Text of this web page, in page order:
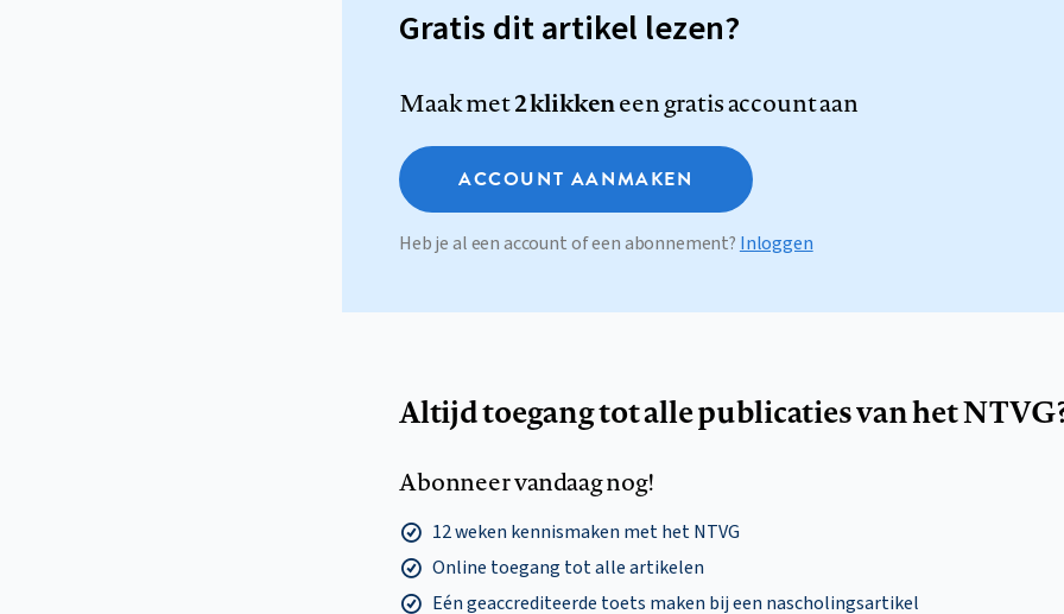
Gratis dit artikel lezen?
Maak met2 klikkeneen gratis account aan
ACCOUNT AANMAKEN
Heb je al een account of een abonnement? Inloggen
Altijd toegang tot alle publicaties van het
Abonneer vandaag nog!
12 weken kennismaken met het NTVG
Online toegang tot alle artikelen
Eén geaccrediteerde toets maken bij een nascholingsartikel